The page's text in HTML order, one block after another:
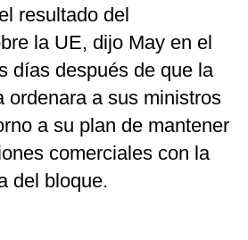
resultado del
la UE, dijo May en el
días después de que la
ordenara a sus ministros
a su plan de mantener
comerciales con la
del bloque.